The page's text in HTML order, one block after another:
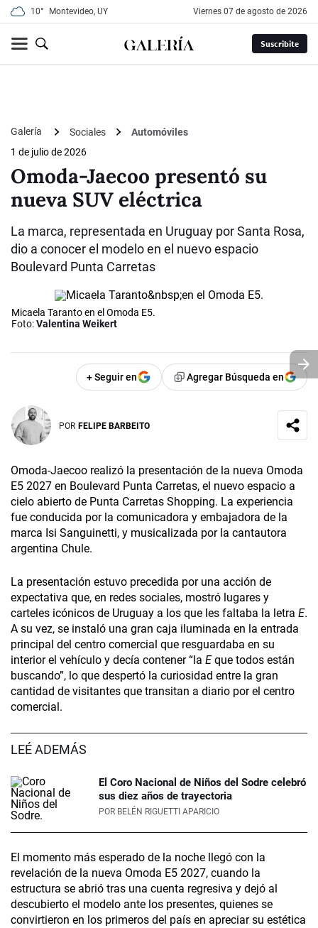
10° Montevideo, UY viernes 07 de agosto de 2026
Suscribite
Galería Sociales
Automóviles
1 de julio de 2026
Omoda-Jaecoo presentó su
nueva SUV eléctrica
La marca, representada en Uruguay por Santa Rosa,
dio a conocer el modelo en el nuevo espacio
Boulevard Punta Carretas
Micaela Taranto en el Omoda E5.
Foto:Valentina Weikert
+ Seguir en Agregar Búsqueda en
POR FELIPE BARBEITO
Omoda-Jaecoo realizó la presentación de la nueva Omoda
E5 2027 en Boulevard Punta Carretas, el nuevo espacio a
cielo abierto de Punta Carretas Shopping. La experiencia
fue conducida por la comunicadora y embajadora de la
marca Isi Sanguinetti, y musicalizada por la cantautora
argentina Chule.
La presentación estuvo precedida por una acción de
expectativa que, en redes sociales, mostró lugares y
carteles icónicos de Uruguay a los que les faltaba la letra E.
A su vez, se instaló una gran caja iluminada en la entrada
principal del centro comercial que resguardaba en su
interior el vehículo y decía contener “la Eque todos están
buscando”, lo que despertó la curiosidad entre la gran
cantidad de visitantes que transitan a diario por el centro
comercial.
LEÉ ADEMÁS
El Coro Nacional de Niños del Sodre celebró
sus diez años de trayectoria
POR BELÉN RIGUETTI APARICIO
El momento más esperado de la noche llegó con la
revelación de la nueva Omoda E5 2027, cuando la
estructura se abrió tras una cuenta regresiva y dejó al
descubierto el modelo ante los presentes, quienes se
convirtieron en los primeros del país en apreciar su estética